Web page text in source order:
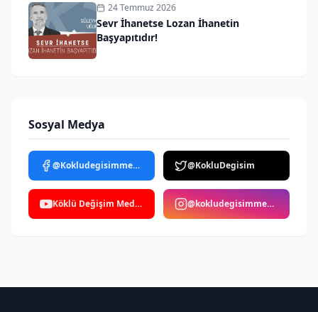
24 Temmuz 2026
Sevr İhanetse Lozan İhanetin
Başyapıtıdır!
Sosyal Medya
@Kokludegisimmedya @KokluDegisim
Köklü Değişim Medya @kokludegisimmedya